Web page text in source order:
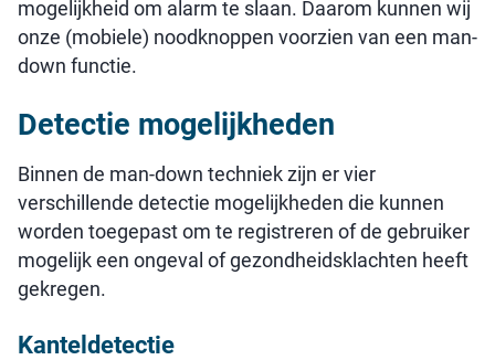
mogelijkheid om alarm te slaan. Daarom kunnen wij
onze (mobiele) noodknoppen voorzien van een man-
down functie.
Detectie mogelijkheden
Binnen de man-down techniek zijn er vier
verschillende detectie mogelijkheden die kunnen
worden toegepast om te registreren of de gebruiker
mogelijk een ongeval of gezondheidsklachten heeft
gekregen.
Kanteldetectie